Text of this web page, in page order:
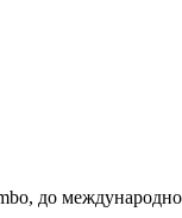
до